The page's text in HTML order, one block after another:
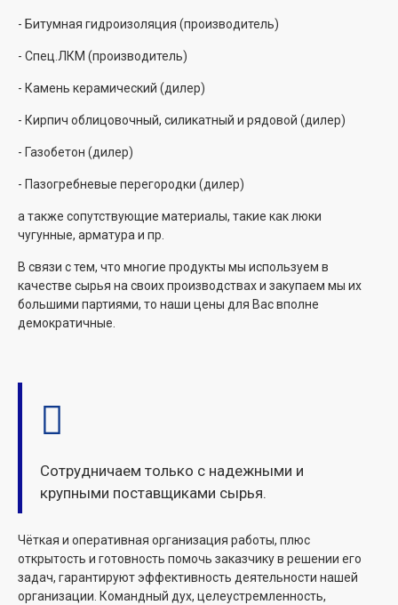
- Битумная гидроизоляция (производитель)
- Спец.ЛКМ (производитель)
- Камень керамический (дилер)
- Кирпич облицовочный, силикатный и рядовой (дилер)
- Газобетон (дилер)
- Пазогребневые перегородки (дилер)
а также сопутствующие материалы, такие как люки
чугунные, арматура и пр.
В связи с тем, что многие продукты мы используем в
качестве сырья на своих производствах и закупаем мы их
большими партиями, то наши цены для Вас вполне
демократичные.
Сотрудничаем только с надежными и
крупными поставщиками сырья.
Чёткая и оперативная организация работы, плюс
открытость и готовность помочь заказчику в решении его
задач, гарантируют эффективность деятельности нашей
организации. Командный дух, целеустремленность,